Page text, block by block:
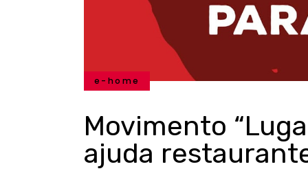
e-home
Movimento
ajuda